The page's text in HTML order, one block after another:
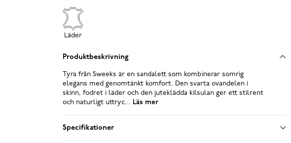
Läder
Produktbeskrivning
Tyra från Sweeks är en sandalett som kombinerar somrig
elegans med genomtänkt komfort. Den svarta ovandelen i
skinn, fodret i läder och den juteklädda kilsulan ger ett stilrent
och naturligt uttryc... Läs mer
Specifikationer